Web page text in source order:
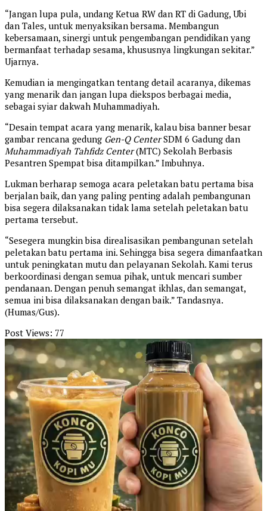
“Jangan lupa pula, undang Ketua RW dan RT di Gadung, Ubi
dan Tales, untuk menyaksikan bersama. Membangun
kebersamaan, sinergi untuk pengembangan pendidikan yang
bermanfaat terhadap sesama, khususnya lingkungan sekitar.”
Ujarnya.
Kemudian ia mengingatkan tentang detail acaranya, dikemas
yang menarik dan jangan lupa diekspos berbagai media,
sebagai syiar dakwah Muhammadiyah.
“Desain tempat acara yang menarik, kalau bisa banner besar
gambar rencana gedung Gen-Q CenterSDM 6 Gadung dan
Muhammadiyah Tahfidz Center(MTC) Sekolah Berbasis
Pesantren Spempat bisa ditampilkan.” Imbuhnya.
Lukman berharap semoga acara peletakan batu pertama bisa
berjalan baik, dan yang paling penting adalah pembangunan
bisa segera dilaksanakan tidak lama setelah peletakan batu
pertama tersebut.
“Sesegera mungkin bisa direalisasikan pembangunan setelah
peletakan batu pertama ini. Sehingga bisa segera dimanfaatkan
untuk peningkatan mutu dan pelayanan Sekolah. Kami terus
berkoordinasi dengan semua pihak, untuk mencari sumber
pendanaan. Dengan penuh semangat ikhlas, dan semangat,
semua ini bisa dilaksanakan dengan baik.” Tandasnya.
(Humas/Gus).
Post Views: 77